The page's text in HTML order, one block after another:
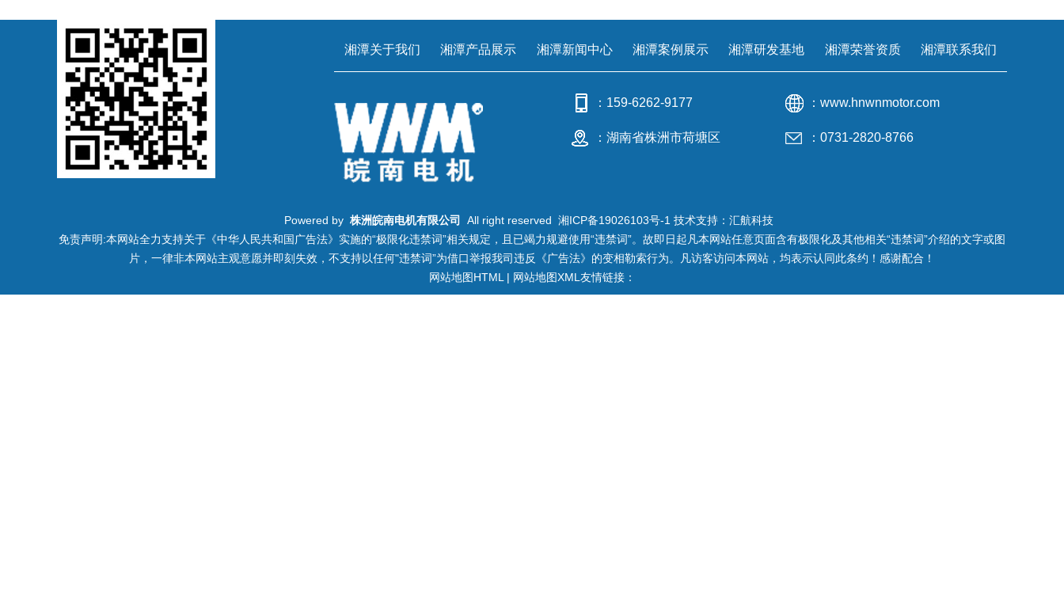
湘潭关于我们 湘潭产品展示 湘潭新闻中心 湘潭案例展示 湘潭研发基地 湘潭荣誉资质 湘潭联系我们
：159-6262-9177 ：www.hnwnmotor.com
：湖南省株洲市荷塘区 ：0731-2820-8766
Powered by 株洲皖南电机有限公司 All right reserved 湘ICP备19026103号-1 技术支持：汇航科技
免责声明:本网站全力支持关于《中华人民共和国广告法》实施的“极限化违禁词”相关规定，且已竭力规避使用“违禁词”。故即日起凡本网站任意页面含有极限化及其他相关“违禁词”介绍的文字或图
片，一律非本网站主观意愿并即刻失效，不支持以任何"违禁词”为借口举报我司违反《广告法》的变相勒索行为。凡访客访问本网站，均表示认同此条约！感谢配合！
网站地图HTML | 网站地图XML 友情链接：